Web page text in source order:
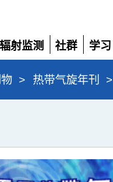
辐射监测
开
社群
展
开
学习
展
开
> 热带气旋年刊 >